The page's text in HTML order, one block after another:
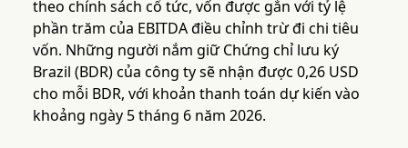
theo chính sách cổ tức, vốn được gắn với tỷ lệ
phần trăm của EBITDA điều chỉnh trừ đi chi tiêu
vốn. Những người nắm giữ Chứng chỉ lưu ký
Brazil (BDR) của công ty sẽ nhận được 0,26 USD
cho mỗi BDR, với khoản thanh toán dự kiến vào
khoảng ngày 5 tháng 6 năm 2026.